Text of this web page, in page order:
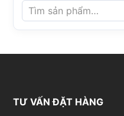
TƯ VẤN ĐẶT HÀNG